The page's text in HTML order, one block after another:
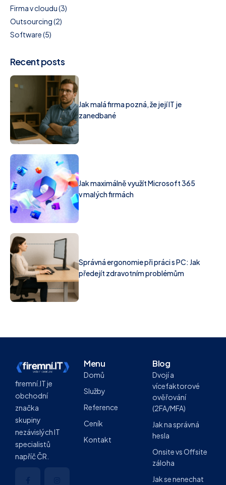
Firma v cloudu(3)
Outsourcing(2)
Software(5)
Recent posts
Jak malá firma pozná, že její IT je
zanedbané
Jak maximálně využít Microsoft 365
v malých firmách
Správná ergonomie při práci s PC: Jak
předejít zdravotním problémům
firemní.IT je
obchodní
značka
skupiny
nezávislých IT
specialistů
napříč ČR.
Menu
Domů
Služby
Reference
Ceník
Kontakt
Blog
Dvojí a
vícefaktorové
ověřování
(2FA/MFA)
Jak na správná
hesla
Onsite vs Offsite
záloha
Jak se nenechat